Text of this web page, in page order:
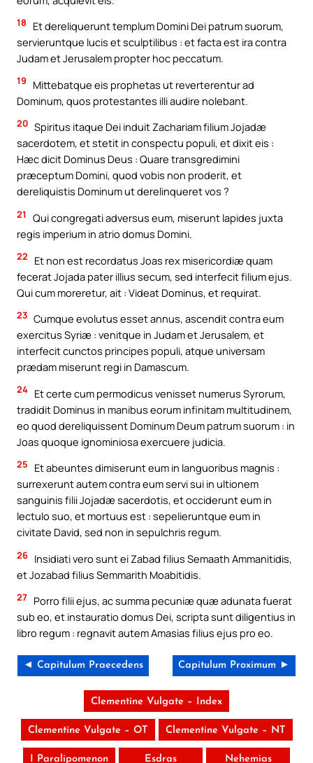
18
Et dereliquerunt templum Domini Dei patrum suorum,
servieruntque lucis et sculptilibus : et facta est ira contra
Judam et Jerusalem propter hoc peccatum.
19
Mittebatque eis prophetas ut reverterentur ad
Dominum, quos protestantes illi audire nolebant.
20 Spiritus itaque Dei induit Zachariam filium Jojadæ
sacerdotem, et stetit in conspectu populi, et dixit eis :
Hæc dicit Dominus Deus : Quare transgredimini
præceptum Domini, quod vobis non proderit, et
dereliquistis Dominum ut derelinqueret vos ?
21
Qui congregati adversus eum, miserunt lapides juxta
regis imperium in atrio domus Domini.
22
Et non est recordatus Joas rex misericordiæ quam
fecerat Jojada pater illius secum, sed interfecit filium ejus.
Qui cum moreretur, ait : Videat Dominus, et requirat.
23 Cumque evolutus esset annus, ascendit contra eum
exercitus Syriæ : venitque in Judam et Jerusalem, et
interfecit cunctos principes populi, atque universam
prædam miserunt regi in Damascum.
24 Et certe cum permodicus venisset numerus Syrorum,
tradidit Dominus in manibus eorum infinitam multitudinem,
eo quod dereliquissent Dominum Deum patrum suorum : in
Joas quoque ignominiosa exercuere judicia.
25
Et abeuntes dimiserunt eum in languoribus magnis :
surrexerunt autem contra eum servi sui in ultionem
sanguinis filii Jojadæ sacerdotis, et occiderunt eum in
lectulo suo, et mortuus est : sepelieruntque eum in
civitate David, sed non in sepulchris regum.
26 Insidiati vero sunt ei Zabad filius Semaath Ammanitidis,
et Jozabad filius Semmarith Moabitidis.
27 Porro filii ejus, ac summa pecuniæ quæ adunata fuerat
sub eo, et instauratio domus Dei, scripta sunt diligentius in
libro regum : regnavit autem Amasias filius ejus pro eo.
◄ Capitulum Praecedens Capitulum Proximum ►
Clementine Vulgate – Index
Clementine Vulgate – OT Clementine Vulgate – NT
I Paralipomenon Esdras Nehemias